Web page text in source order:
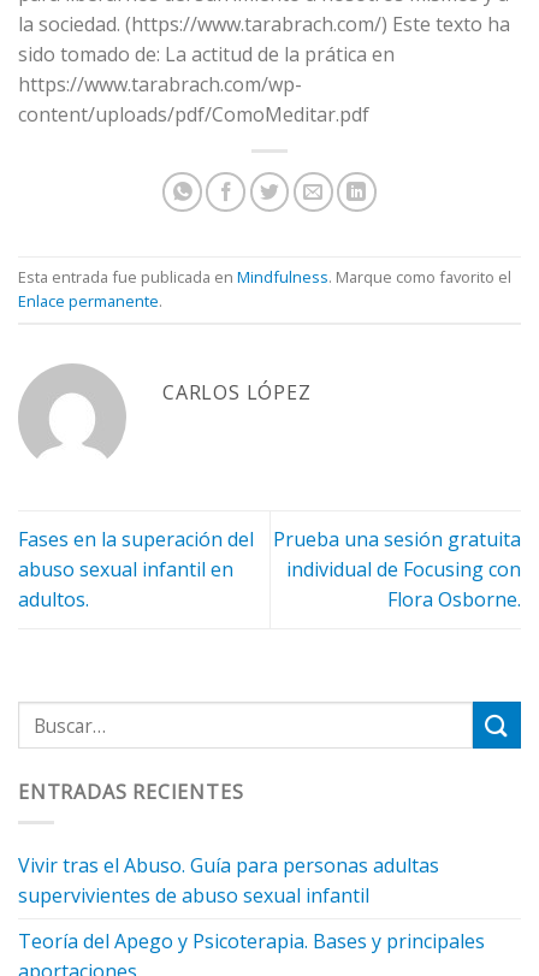
la sociedad. (https://www.tarabrach.com/) Este texto ha
sido tomado de: La actitud de la prática en
https://www.tarabrach.com/wp-
content/uploads/pdf/ComoMeditar.pdf
Esta entrada fue publicada en Mindfulness. Marque como favorito el
Enlace permanente.
CARLOS LÓPEZ
Fases en la superación del
abuso sexual infantil en
adultos.
Prueba una sesión gratuita
individual de Focusing con
Flora Osborne.
ENTRADAS RECIENTES
Vivir tras el Abuso. Guía para personas adultas
supervivientes de abuso sexual infantil
Teoría del Apego y Psicoterapia. Bases y principales